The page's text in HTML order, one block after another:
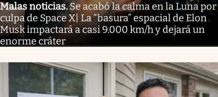
Malas noticias. Se acabó la calma en la Luna por
culpa de Space X| La “basura” espacial de Elon
Musk impactará a casi 9.000 km/h y dejará un
enorme cráter